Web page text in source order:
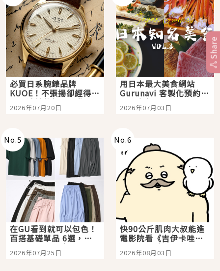
必買日系腕錶品牌
KUOE！不張揚卻經得起
時間洗鍊的經典之作五
選
2026年07月20日
用日本最大美食網站
Gurunavi 客製化預約九
大都市餐廳，打造專屬
美食體驗！
2026年07月03日
No.5
在GU看到就可以包色！
百搭基礎單品 6選，閉
眼全收也不心疼
2026年07月25日
No.6
快90公斤肌肉大叔能進
電影院看《吉伊卡哇》
嗎？日本重金屬樂團
「打首」會長與nagano
2026年08月03日
Share